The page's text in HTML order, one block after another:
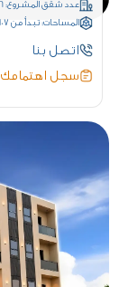
عدد شقق المشروع: 36 شقة
المساحات: تبدأ من 107 الى 152 م2
اتصل بنا
سجل اهتمامك